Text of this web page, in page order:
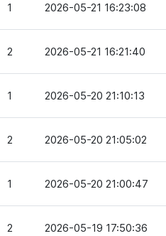
1 2026-05-21 16:23:08
2 2026-05-21 16:21:40
1 2026-05-20 21:10:13
2 2026-05-20 21:05:02
1 2026-05-20 21:00:47
2 2026-05-19 17:50:36